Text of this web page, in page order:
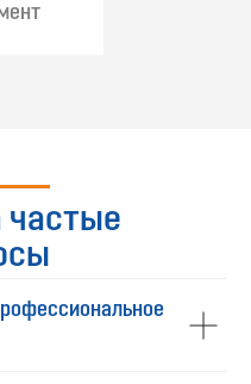
частые